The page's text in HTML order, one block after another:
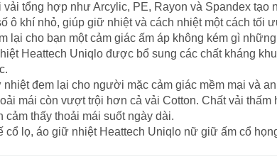
tổng hợp như Arcylic, PE, Rayon và Spandex tạo
ô khí nhỏ, giúp giữ nhiệt và cách nhiệt một cách tối
lại cho bạn một cảm giác ấm áp không kém gì
Heattech Uniqlo được bổ sung các chất kháng
đem lại cho người mặc cảm giác mềm mại và
mái còn vượt trội hơn cả vải Cotton. Chất vải thấm
cảm thấy thoải mái suốt ngày dài.
cổ lọ, áo giữ nhiệt Heattech Uniqlo nữ giữ ấm cổ